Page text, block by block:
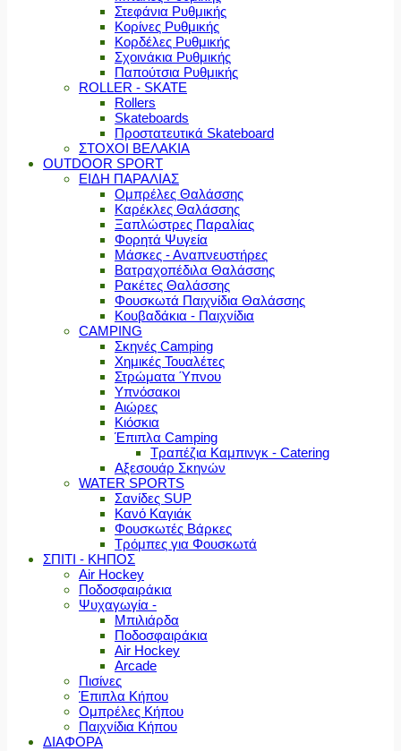
Στεφάνια Ρυθμικής
Κορίνες Ρυθμικής
Κορδέλες Ρυθμικής
Σχοινάκια Ρυθμικής
Παπούτσια Ρυθμικής
ROLLER - SKATE
Rollers
Skateboards
Προστατευτικά Skateboard
ΣΤΟΧΟΙ ΒΕΛΑΚΙΑ
OUTDOOR SPORT
ΕΙΔΗ ΠΑΡΑΛΙΑΣ
Ομπρέλες Θαλάσσης
Καρέκλες Θαλάσσης
Ξαπλώστρες Παραλίας
Φορητά Ψυγεία
Μάσκες - Αναπνευστήρες
Βατραχοπέδιλα Θαλάσσης
Ρακέτες Θαλάσσης
Φουσκωτά Παιχνίδια Θαλάσσης
Κουβαδάκια - Παιχνίδια
CAMPING
Σκηνές Camping
Χημικές Τουαλέτες
Στρώματα Ύπνου
Υπνόσακοι
Αιώρες
Κιόσκια
Έπιπλα Camping
Τραπέζια Καμπινγκ - Catering
Αξεσουάρ Σκηνών
WATER SPORTS
Σανίδες SUP
Κανό Καγιάκ
Φουσκωτές Βάρκες
Τρόμπες για Φουσκωτά
ΣΠΙΤΙ - ΚΗΠΟΣ
Air Hockey
Ποδοσφαιράκια
Ψυχαγωγία -
Μπιλιάρδα
Ποδοσφαιράκια
Air Hockey
Arcade
Πισίνες
Έπιπλα Κήπου
Ομπρέλες Κήπου
Παιχνίδια Κήπου
ΔΙΑΦΟΡΑ